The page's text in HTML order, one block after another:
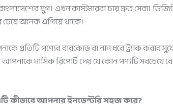
যুগ। এখন কাস্টমাররা চায় দ্রুত সেবা।
অনেক এগিয়ে থাকে।
প্রতিটি পণ্যের বারকোড বা নাম ধরে ট্র্যাক
মাসিক রিপোর্ট দেয় যে কোন পণ্যটি
কীভাবে আপনার ইনভেন্টরি সহজ করে?